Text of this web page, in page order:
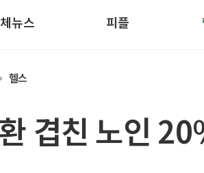
뉴스 피플
헬스
겹친 노인